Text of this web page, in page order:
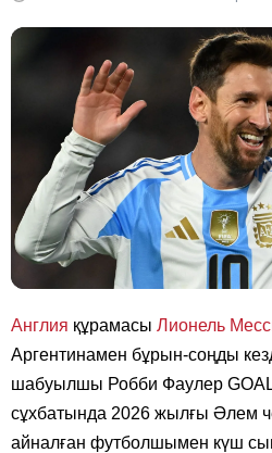
Англия құрамасы Лионель
Аргентинамен бұрын-соңды
шабуылшы Робби Фаулер
сұхбатында 2026 жылғы Әлем
айналған футболшымен күш